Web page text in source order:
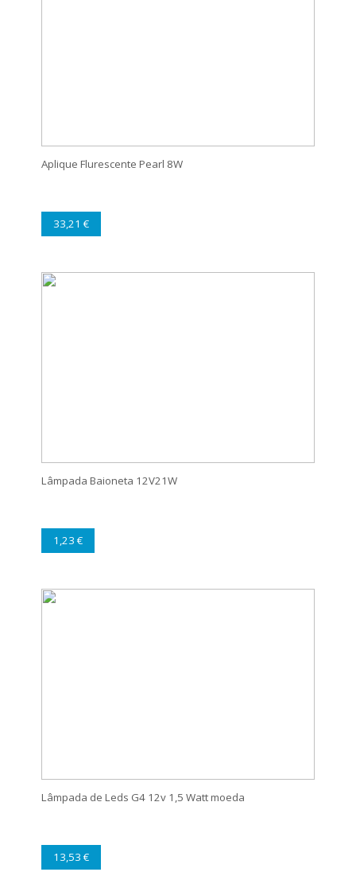
Aplique Flurescente Pearl 8W
33,21 €
Lâmpada Baioneta 12V21W
1,23 €
Lâmpada de Leds G4 12v 1,5 Watt moeda
13,53 €